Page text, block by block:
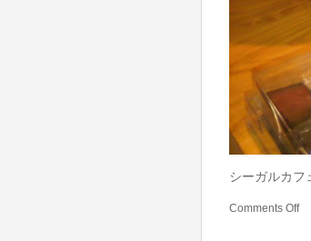
シーガルカフ
Comments Off